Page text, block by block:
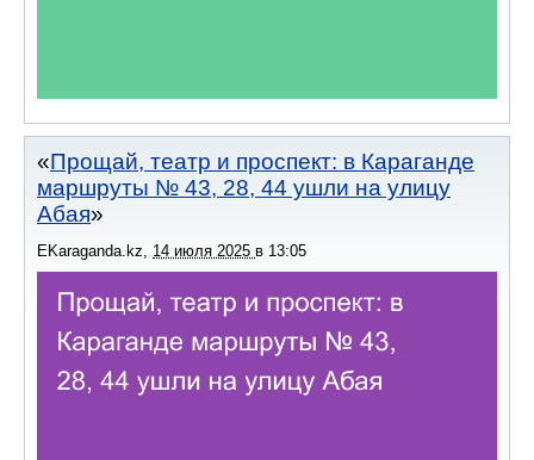
Прощай, театр и проспект: в Караганде
маршруты № 43, 28, 44 ушли на улицу
Абая
EKaraganda.kz 14 июля 2025 в 13:05